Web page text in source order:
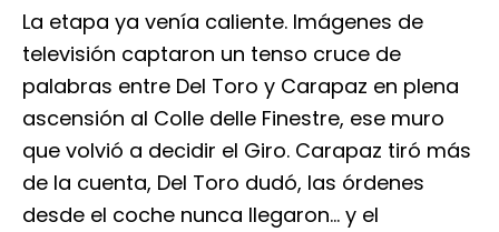
La etapa ya venía caliente. Imágenes de
televisión captaron un tenso cruce de
palabras entre Del Toro y Carapaz en plena
ascensión al Colle delle Finestre, ese muro
que volvió a decidir el Giro. Carapaz tiró más
de la cuenta, Del Toro dudó, las órdenes
desde el coche nunca llegaron… y el